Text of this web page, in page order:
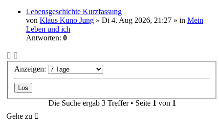
Lebensgeschichte Kurzfassung
von Klaus Kuno Jung » Di 4. Aug 2026, 21:27 » in Mein
Leben und ich
Antworten: 0
Anzeigen:
Die Suche ergab 3 Treffer • Seite 1 von 1
Gehe zu